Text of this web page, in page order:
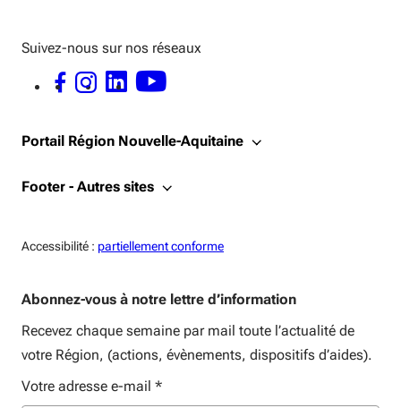
Suivez-nous sur nos réseaux
FACEBOOK - OUVERTURE DANS UNE NOUVELLE FENÊTRE
INSTAGRAM - OUVERTURE DANS UNE NOUVELLE FENÊTRE
LINKEDIN - OUVERTURE DANS UNE NOUVELLE FENÊTRE
YOUTUBE - OUVERTURE DANS UNE NOUVELLE FENÊTRE
Portail Région Nouvelle-Aquitaine
Footer - Autres sites
Accessibilité : Accessiblité:
partiellement conforme
Abonnez-vous à notre lettre d’information
Recevez chaque semaine par mail toute l’actualité de
votre Région, (actions, évènements, dispositifs d’aides).
Votre adresse e-mail *